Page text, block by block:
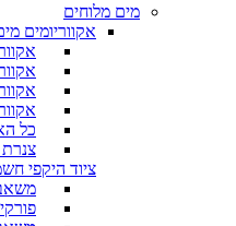
מים מלוחים
אקווריומים
כל
צנרת PVC
ציוד היקפי